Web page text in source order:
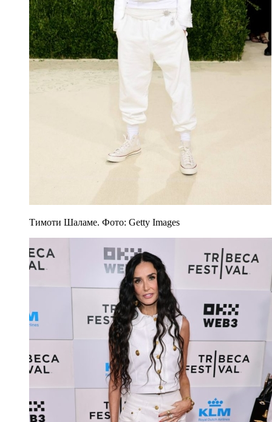
Тимоти Шаламе. Фото: Getty Images